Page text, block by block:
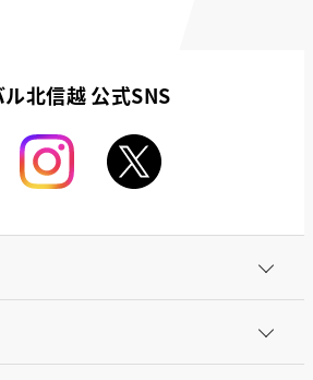
ル北信越 公式SNS